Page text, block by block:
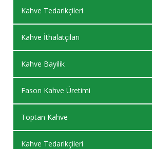
Kahve Tedarikçileri
Kahve İthalatçıları
Kahve Bayilik
Fason Kahve Üretimi
Toptan Kahve
Kahve Tedarikçileri